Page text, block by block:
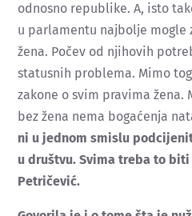
odnosno republike. A, isto
u parlamentu najbolje mogle
žena. Počev od njihovih
statusnih problema. Mimo
zakone o svim pravima žena.
bez žena nema bogaćenja
ni u jednom smislu
u društvu. Svima treba to
Petričević.